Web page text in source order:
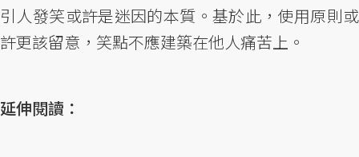
引人發笑或許是迷因的本質。基於此，使用原則或
許更該留意，笑點不應建築在他人痛苦上。
延伸閱讀：